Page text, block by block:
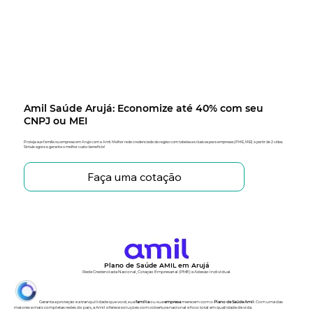
Amil Saúde Arujá: Economize até 40% com seu
CNPJ ou MEI
Proteja sua família ou empresa em Arujá com a Amil. Melhor rede credenciada da região com tabelas exclusivas para empresas (PME, MEI) a partir de 2 vidas.
Simule agora e garanta o melhor custo-benefício!
Faça uma cotação
Plano de Saúde AMIL em Arujá
Rede Credenciada Nacional, Cotação Empresarial (PME) e Adesão Individual
Garanta a proteção e a tranquilidade que você, suafamíliaou suaempresamerecem com o Plano de Saúde Amil . Com uma das
maiores e mais completas redes do país, a Amil oferece soluções com cobertura nacional e foco total em qualidade de vida.